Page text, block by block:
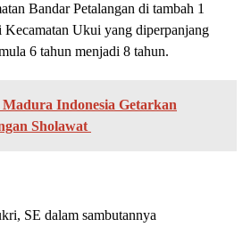
Bandar Petalangan di tambah 1
Kecamatan Ukui yang diperpanjang
6 tahun menjadi 8 tahun.
Indonesia Getarkan
Sholawat
SE dalam sambutannya